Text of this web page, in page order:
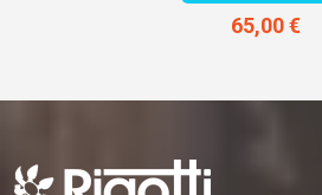
65,00 €